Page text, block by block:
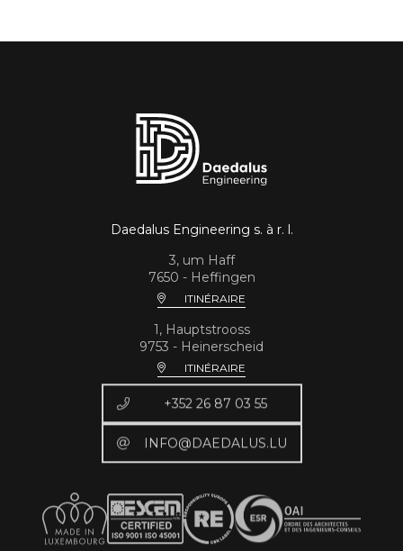
Daedalus Engineering s. à r. l.
3, um Haff
7650 - Heffingen
ITINÉRAIRE
1, Hauptstrooss
9753 - Heinerscheid
ITINÉRAIRE
+352 26 87 03 55
INFO@DAEDALUS.LU